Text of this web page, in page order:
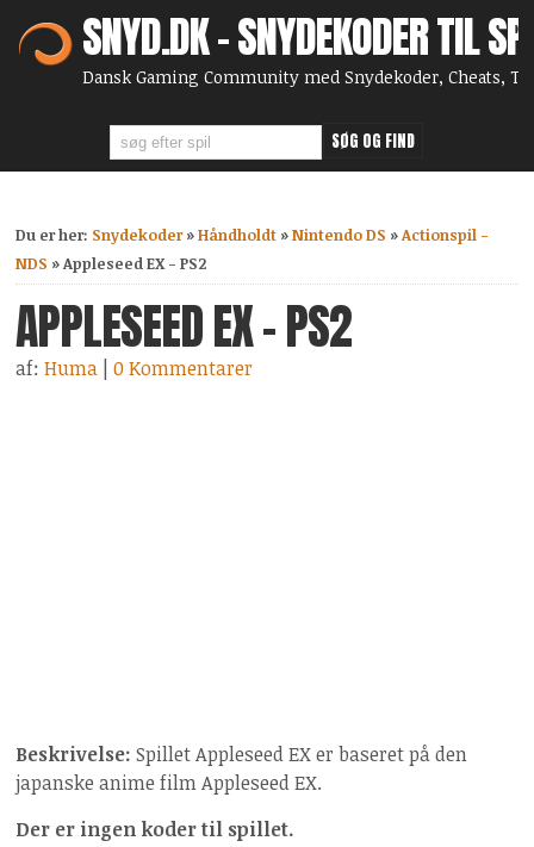
SNYD.DK - SNYDEKODER TIL
Dansk Gaming Community med Snydekoder, Cheats,
Du er her: Snydekoder»Håndholdt »Nintendo DS »Actionspil -
NDS »Appleseed EX - PS2
APPLESEED EX - PS2
af:Huma |0 Kommentarer
Beskrivelse: Spillet Appleseed EX er baseret på den
japanske anime film Appleseed EX.
Der er ingen koder til spillet.